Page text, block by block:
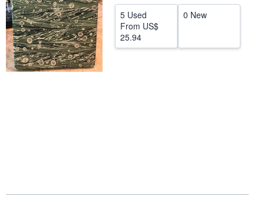
CLOSE
5 Used
From US$
25.94
0 New